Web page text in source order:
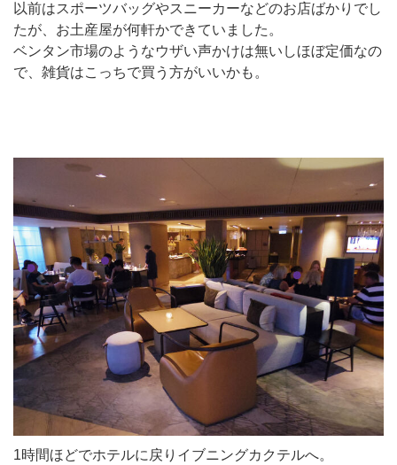
以前はスポーツバッグやスニーカーなどのお店ばかりでし
たが、お土産屋が何軒かできていました。
ベンタン市場のようなウザい声かけは無いしほぼ定価なの
で、雑貨はこっちで買う方がいいかも。
1時間ほどでホテルに戻りイブニングカクテルへ。